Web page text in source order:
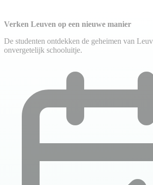
Verken Leuven op een nieuwe manier
De studenten ontdekken de geheimen van
onvergetelijk schooluitje.